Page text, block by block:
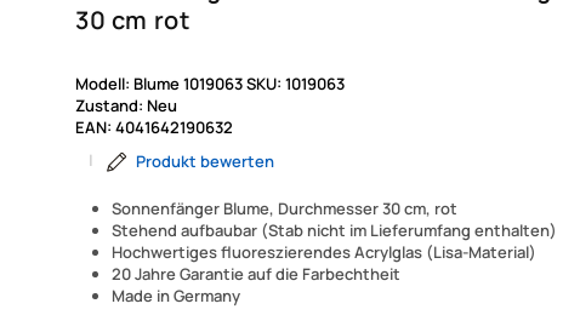
30 cm rot
Sonnenfänger Blume, Durchmesser 30 cm, rot
Stehend aufbaubar (Stab nicht im Lieferumfang enthalten)
Hochwertiges fluoreszierendes Acrylglas (Lisa-Material)
20 Jahre Garantie auf die Farbechtheit
Made in Germany
Modell: Blume 1019063SKU: 1019063
Zustand: Neu
EAN: 4041642190632
|
Produkt bewerten